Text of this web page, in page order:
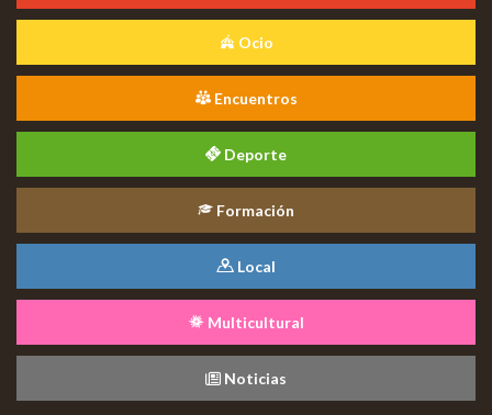
Ocio
Encuentros
Deporte
Formación
Local
Multicultural
Noticias